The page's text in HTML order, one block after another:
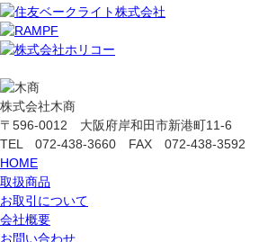
株式会社木商
〒596-0012 大阪府岸和田市新港町11-6
TEL 072-438-3660 FAX 072-438-3592
HOME
取扱商品
お取引について
会社概要
お問い合わせ